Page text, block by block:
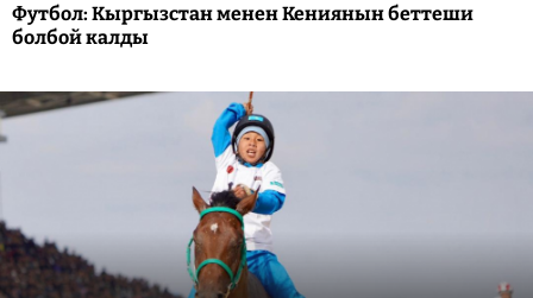
Футбол: Кыргызстан менен Кениянын беттеши
болбой калды